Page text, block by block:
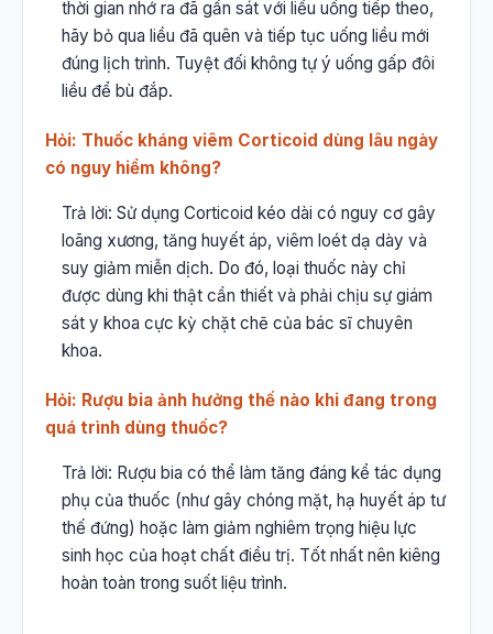
thời gian nhớ ra đã gần sát với liều uống tiếp theo,
hãy bỏ qua liều đã quên và tiếp tục uống liều mới
đúng lịch trình. Tuyệt đối không tự ý uống gấp đôi
liều để bù đắp.
Hỏi: Thuốc kháng viêm Corticoid dùng lâu ngày
có nguy hiểm không?
Trả lời: Sử dụng Corticoid kéo dài có nguy cơ gây
loãng xương, tăng huyết áp, viêm loét dạ dày và
suy giảm miễn dịch. Do đó, loại thuốc này chỉ
được dùng khi thật cần thiết và phải chịu sự giám
sát y khoa cực kỳ chặt chẽ của bác sĩ chuyên
khoa.
Hỏi: Rượu bia ảnh hưởng thế nào khi đang trong
quá trình dùng thuốc?
Trả lời: Rượu bia có thể làm tăng đáng kể tác dụng
phụ của thuốc (như gây chóng mặt, hạ huyết áp tư
thế đứng) hoặc làm giảm nghiêm trọng hiệu lực
sinh học của hoạt chất điều trị. Tốt nhất nên kiêng
hoàn toàn trong suốt liệu trình.